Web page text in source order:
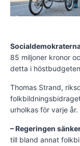
85 miljoner kronor
detta i
Thomas Strand,
urholkas för varje år.
– Regeringen
till bland annat